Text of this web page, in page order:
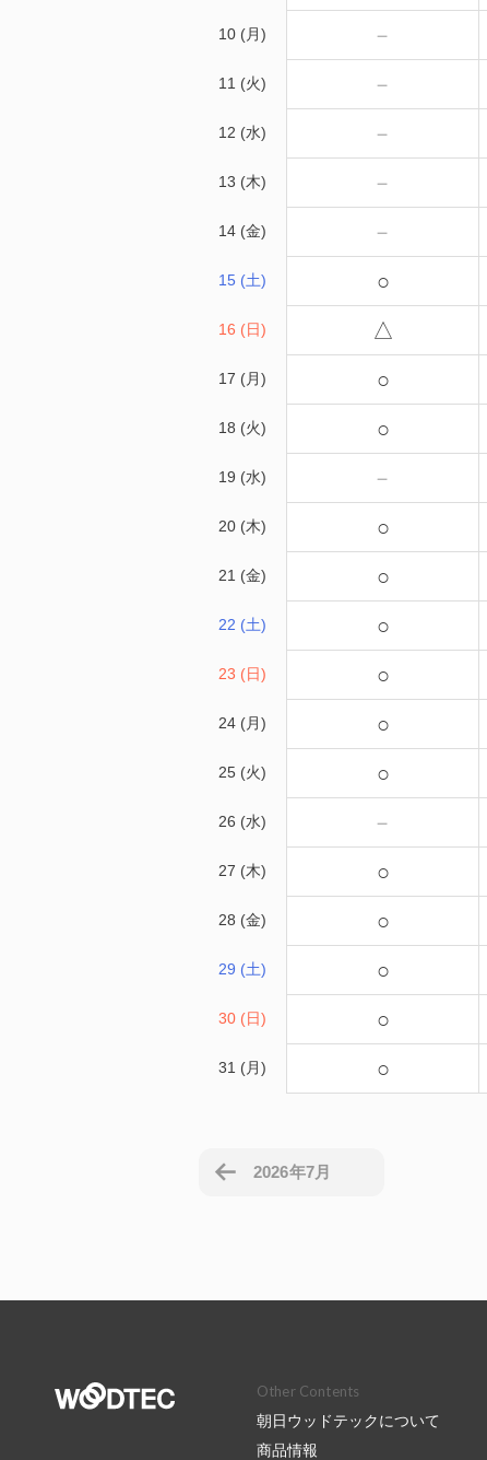
10 (月) －
11 (火) －
12 (水) －
13 (木) －
14 (金) －
15 (土) ○
16 (日) △
17 (月) ○
18 (火) ○
19 (水) －
20 (木) ○
21 (金) ○
22 (土) ○
23 (日) ○
24 (月) ○
25 (火) ○
26 (水) －
27 (木) ○
28 (金) ○
29 (土) ○
30 (日) ○
31 (月) ○
2026年7月
Other Contents
朝日ウッドテックについて
商品情報